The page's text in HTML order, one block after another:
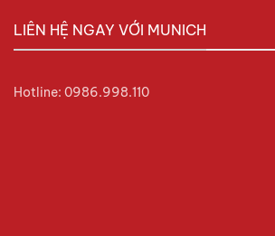
LIÊN HỆ NGAY VỚI MUNICH
Hotline: 0986.998.110